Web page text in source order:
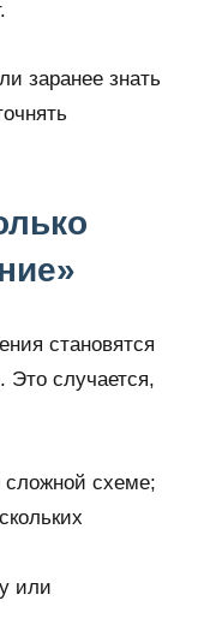
заранее знать
становятся
Это случается,
сложной схеме;
или